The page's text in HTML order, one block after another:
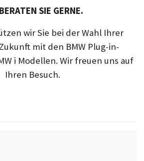
SIE GERNE.
wir Sie bei der Wahl Ihrer
mit den BMW Plug-in-
i Modellen. Wir freuen uns auf
Ihren Besuch.